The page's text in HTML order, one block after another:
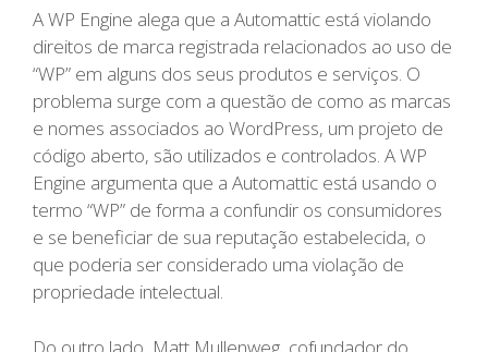
A WP Engine alega que a Automattic está violando
direitos de marca registrada relacionados ao uso de
“WP” em alguns dos seus produtos e serviços. O
problema surge com a questão de como as marcas
e nomes associados ao WordPress, um projeto de
código aberto, são utilizados e controlados. A WP
Engine argumenta que a Automattic está usando o
termo “WP” de forma a confundir os consumidores
e se beneficiar de sua reputação estabelecida, o
que poderia ser considerado uma violação de
propriedade intelectual.
Do outro lado, Matt Mullenweg, cofundador do